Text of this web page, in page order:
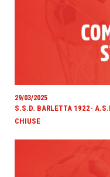
29/03/2025
S.S.D. BARLETTA 1922-
CHIUSE